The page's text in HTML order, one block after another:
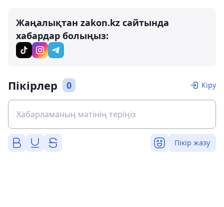
Жаңалықтан zakon.kz сайтында
хабардар болыңыз:
Пікірлер 0 Кіру
Пікір жазу